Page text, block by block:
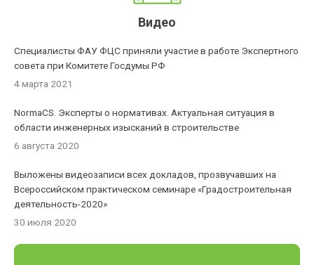
Видео
Специалисты ФАУ ФЦС приняли участие в работе Экспертного
совета при Комитете Госдумы РФ
4 марта 2021
NormaCS. Эксперты о нормативах. Актуальная ситуация в
области инженерных изысканий в строительстве
6 августа 2020
Выложены видеозаписи всех докладов, прозвучавших на
Всероссийском практическом семинаре «Градостроительная
деятельность-2020»
30 июля 2020